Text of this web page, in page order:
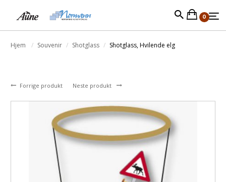
0
Hjem Souvenir Shotglass Shotglass, Hvilende elg
Forrige produkt Neste produkt